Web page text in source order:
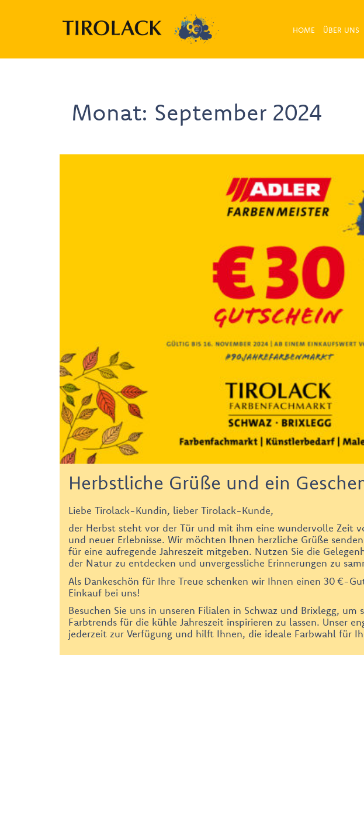
HOME ÜBER UNS
Monat: September 2024
Herbstliche Grüße und ein
Liebe Tirolack-Kundin, lieber Tirolack-Kunde,
der Herbst steht vor der Tür und mit ihm eine wundervolle Zeit
und neuer Erlebnisse. Wir möchten Ihnen herzliche Grüße
für eine aufregende Jahreszeit mitgeben. Nutzen Sie die
der Natur zu entdecken und unvergessliche Erinnerungen zu
Als Dankeschön für Ihre Treue schenken wir Ihnen einen 30 €-
Einkauf bei uns!
Besuchen Sie uns in unseren Filialen in Schwaz und Brixlegg, um
Farbtrends für die kühle Jahreszeit inspirieren zu lassen. Unser
jederzeit zur Verfügung und hilft Ihnen, die ideale Farbwahl für